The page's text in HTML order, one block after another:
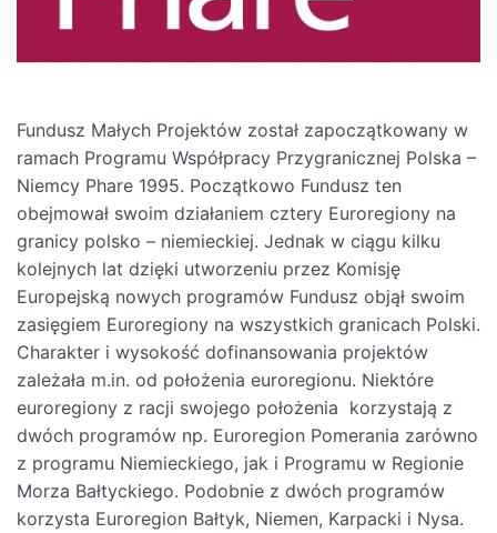
Fundusz Małych Projektów został zapoczątkowany w
ramach Programu Współpracy Przygranicznej Polska –
Niemcy Phare 1995. Początkowo Fundusz ten
obejmował swoim działaniem cztery Euroregiony na
granicy polsko – niemieckiej. Jednak w ciągu kilku
kolejnych lat dzięki utworzeniu przez Komisję
Europejską nowych programów Fundusz objął swoim
zasięgiem Euroregiony na wszystkich granicach Polski.
Charakter i wysokość dofinansowania projektów
zależała m.in. od położenia euroregionu. Niektóre
euroregiony z racji swojego położenia korzystają z
dwóch programów np. Euroregion Pomerania zarówno
z programu Niemieckiego, jak i Programu w Regionie
Morza Bałtyckiego. Podobnie z dwóch programów
korzysta Euroregion Bałtyk, Niemen, Karpacki i Nysa.